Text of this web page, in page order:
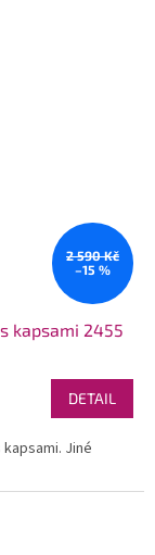
2 590 Kč
–15 %
kapsami 2455
DETAIL
Jiné